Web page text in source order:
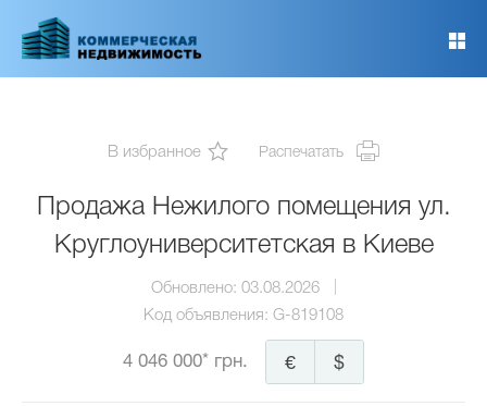
основному
В избранное Распечатать
Продажа Нежилого помещения ул.
Круглоуниверситетская в Киеве
Обновлено: 03.08.2026
Код объявления: G-819108
4 046 000* грн. $
€